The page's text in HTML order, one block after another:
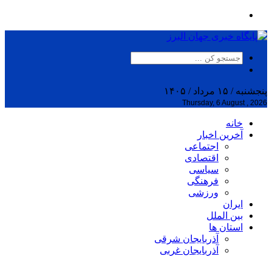
پنجشنبه / ۱۵ مرداد / ۱۴۰۵
Thursday, 6 August , 2026
خانه
آخرین اخبار
اجتماعی
اقتصادی
سیاسی
فرهنگی
ورزشی
ایران
بین الملل
استان ها
آذربایجان شرقی
آذربایجان غربی